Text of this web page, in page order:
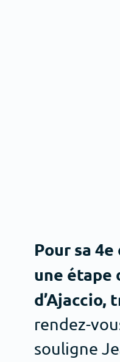
Pour sa
une étape
d’Ajaccio,
rendez-
souligne